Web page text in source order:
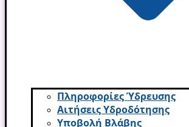
Πληροφορίες Ύδρευσης
Αιτήσεις Υδροδότησης
Υποβολή Βλάβης